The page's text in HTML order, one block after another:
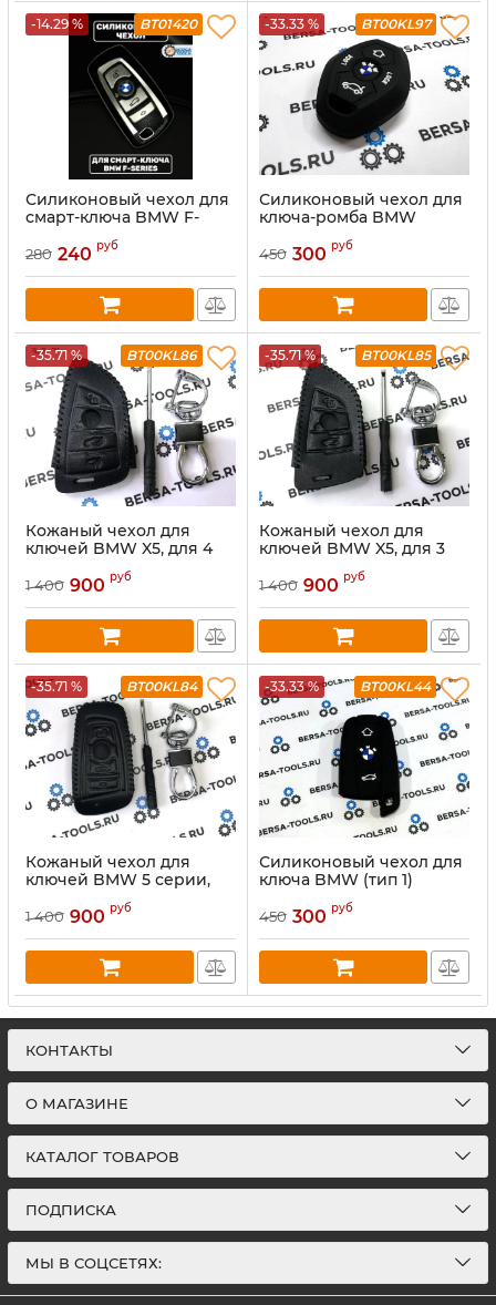
-14.29 % BT01420
Силиконовый чехол для
смарт-ключа BMW F-
series, серый
280 240 руб
-33.33 % BT00KL97
Силиконовый чехол для
ключа-ромба BMW
450 300 руб
-35.71 % BT00KL86
Кожаный чехол для
ключей BMW X5, для 4
кнопочных ключей
1 400 900 руб
-35.71 % BT00KL85
Кожаный чехол для
ключей BMW X5, для 3
кнопочных ключей
1 400 900 руб
-35.71 % BT00KL84
Кожаный чехол для
ключей BMW 5 серии,
для 4 кнопочных ключей
1 400 900 руб
-33.33 % BT00KL44
Силиконовый чехол для
ключа BMW (тип 1)
450 300 руб
КОНТАКТЫ
О МАГАЗИНЕ
КАТАЛОГ ТОВАРОВ
ПОДПИСКА
МЫ В СОЦСЕТЯХ: